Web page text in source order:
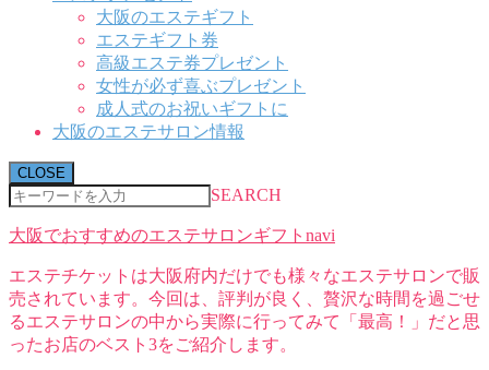
大阪のエステギフト
エステギフト券
高級エステ券プレゼント
女性が必ず喜ぶプレゼント
成人式のお祝いギフトに
大阪のエステサロン情報
CLOSE
SEARCH
大阪でおすすめのエステサロンギフトnavi
エステチケットは大阪府内だけでも様々なエステサロンで販
売されています。今回は、評判が良く、贅沢な時間を過ごせ
るエステサロンの中から実際に行ってみて「最高！」だと思
ったお店のベスト3をご紹介します。